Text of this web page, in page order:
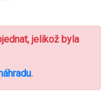
jelikož byla
.